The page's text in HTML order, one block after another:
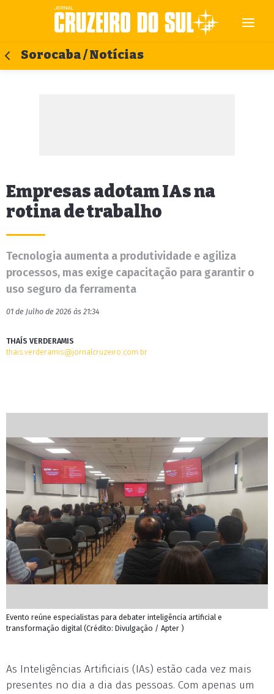
Sorocaba / Notícias
Empresas adotam IAs na
rotina de trabalho
Tecnologia aumenta a produtividade e agiliza
processos, mas exige capacitação para garantir o
uso seguro da ferramenta
01 de Julho de 2026 às 21:34
THAÍS VERDERAMIS
thais.verderamis@jornalcruzeiro.com.br
Evento reúne especialistas para debater inteligência artificial e
transformação digital (Crédito: Divulgação / Apter )
As Inteligências Artificiais (IAs) estão cada vez mais
presentes no dia a dia das pessoas. Com apenas um